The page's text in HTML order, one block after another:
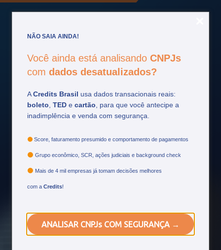
NÃO SAIA AINDA!
Você ainda está analisando CNPJs
com dados desatualizados?
ACredits Brasil usa dados transacionais reais:
boleto TED e cartão , para que você antecipe a
inadimplência e venda com segurança.
Score, faturamento presumido e comportamento de pagamentos
Grupo econômico, SCR, ações judiciais e background check
Mais de 4 mil empresas já tomam decisões melhores
com a Credits!
ANALISAR CNPJs COM SEGURANÇA →
Fique por dentro
financeiro e tome decisões mais estratégicas.
Ver mais